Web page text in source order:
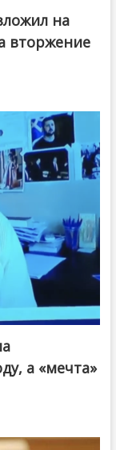
на
вторжение
а «мечта»